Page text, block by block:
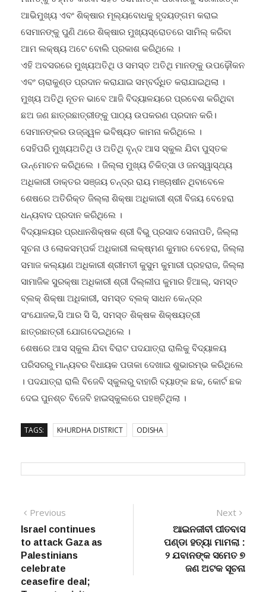
ମାନଙ୍କୁ ଚିହ୍ନଟ କରିବା ସହିତ ସେମାନଙ୍କ ପରିବାରକୁ ସରକାରଙ୍କ
ଆଭିମୁଖ୍ୟ ଏବଂ ଶିକ୍ଷାର ମୂଲ୍ୟବୋଧକୁ ହୃଦୟଙ୍ଗମ କରାଇ
ସେମାନଙ୍କୁ ପୁଣି ଥରେ ଶିକ୍ଷାର ମୁଖ୍ୟସ୍ରୋତରେ ସାମିଲ୍ କରିବା
ଆମ ଲକ୍ଷ୍ୟ ଅଟେ ବୋଲି ପ୍ରକାଶ କରିଥିଲେ ।
ଏହି ଅବସରରେ ମୁଖ୍ୟଅତିଥି ଓ ସମସ୍ତ ଅତିଥି ମାନଙ୍କୁ ଉପଢ଼ୌକନ
ଏବଂ ଚାରାକୁଣ୍ଡ ପ୍ରଦାନ କରାଯାଇ ସମ୍ବର୍ଦ୍ଧିତ କରାଯାଇଥିଲା ।
ମୁଖ୍ୟ ଅତିଥି ନୂତନ ଭାବେ ଆଜି ବିଦ୍ୟାଳୟରେ ପ୍ରବେଶ କରିଥିବା
ଛଅ ଜଣ ଛାତ୍ରଛାତ୍ରୀଙ୍କୁ ପାଠ୍ୟ ଉପକରଣ ପ୍ରଦାନ କରି।
ସେମାନଙ୍କର ଉଜ୍ଜ୍ୱଳ ଭବିଷ୍ୟତ କାମନା କରିଥିଲେ ।
ସେହିପରି ମୁଖ୍ୟଅତିଥି ଓ ଅତିଥି ବୃନ୍ଦ ଆସ ସ୍କୁଲ ଯିବା ପୁସ୍ତକ
ଉନ୍ମୋଚନ କରିଥିଲେ । ଜିଲ୍ଲା ମୁଖ୍ୟ ଚିକିତ୍ସା ଓ ଜନସ୍ୱାସ୍ଥ୍ୟ
ଅଧିକାରୀ ଡାକ୍ତର ସଞ୍ଜୟ ଚନ୍ଦ୍ର ରାୟ ମଞ୍ଚାଷୀନ ଥିବାବେଳେ
ଶେଷରେ ଅତିରିକ୍ତ ଜିଲ୍ଲା ଶିକ୍ଷା ଅଧିକାରୀ ଶ୍ରୀ ବିଜୟ ବେହେରା
ଧନ୍ୟବାଦ ପ୍ରଦାନ କରିଥିଲେ ।
ବିଦ୍ୟାଳୟର ପ୍ରଧାନଶିକ୍ଷକ ଶ୍ରୀ ବିଭୁ ପ୍ରସାଦ ସେନାପତି, ଜିଲ୍ଲା
ସୂଚନା ଓ ଲୋକସମ୍ପର୍କ ଅଧିକାରୀ ଲକ୍ଷ୍ମଣ କୁମାର ବେହେରା, ଜିଲ୍ଲା
ସମାଜ କଲ୍ୟାଣ ଅଧିକାରୀ ଶ୍ରୀମତୀ କୁସୁମ କୁମାରୀ ପ୍ରହରାଜ, ଜିଲ୍ଲା
ସାମାଜିକ ସୁରକ୍ଷା ଅଧିକାରୀ ଶ୍ରୀ ଦିଲ୍ଲୀପ କୁମାର ହିଆଲ୍, ସମସ୍ତ
ବ୍ଲକ୍ ଶିକ୍ଷା ଅଧିକାରୀ, ସମସ୍ତ ବ୍ଲକ୍ ସାଧନ କେନ୍ଦ୍ର
ସଂଯୋଜକ,ସି ଆର ସି ସି, ସମସ୍ତ ଶିକ୍ଷକ ଶିକ୍ଷୟତ୍ରୀ
ଛାତ୍ରଛାତ୍ରୀ ଯୋଗଦେଇଥିଲେ ।
ଶେଷରେ ଆସ ସ୍କୁଲ ଯିବା ବିରାଟ ପଦଯାତ୍ରା ରାଲିକୁ ବିଦ୍ୟାଳୟ
ପରିସରରୁ ମାନ୍ୟବର ବିଧାୟକ ପତାକା ଦେଖାଇ ଶୁଭାରମ୍ଭ କରିଥିଲେ
। ପଦଯାତ୍ରା ରାଲି ବିଜେବି ସ୍କୁଲରୁ ବାହାରି ବ୍ୟାଙ୍କ ଛକ, କୋର୍ଟ ଛକ
Post
navigation
Previous Previous
post:
Israel continues
to attack Gaza as
Palestinians
celebrate
Next
Next
ଆଇନଜୀବୀ ପୀତବାସ
ପଣ୍ଡା ହତ୍ୟା ମାମଲା :
୨ ଯବାନଙ୍କ ସମେତ ୭